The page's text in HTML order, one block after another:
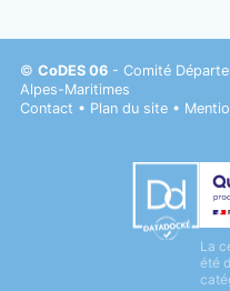
© CoDES 06- Comité
Alpes-Maritimes
Contact • Plan du site•
Datadock
La
été